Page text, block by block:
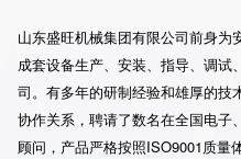
双嘴螺旋叶轮自动包装机
山东盛旺机械集团有限公司前身
成套设备生产、安装、指导、调
司。有多年的研制经验和雄厚的技
协作关系，聘请了数名在全国电子
顾问，产品严格按照ISO9001质量